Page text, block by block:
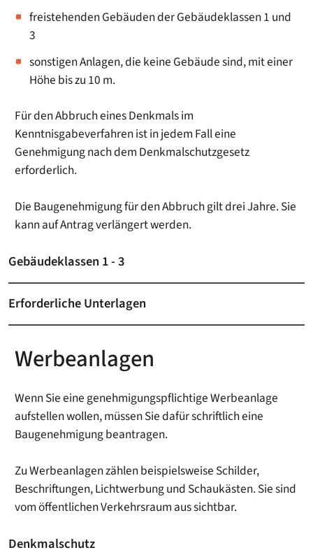
freistehenden Gebäuden der Gebäudeklassen 1 und
3
sonstigen Anlagen, die keine Gebäude sind, mit einer
Höhe bis zu 10 m.
Für den Abbruch eines Denkmals im
Kenntnisgabeverfahren ist in jedem Fall eine
Genehmigung nach dem Denkmalschutzgesetz
erforderlich.
Die Baugenehmigung für den Abbruch gilt drei Jahre. Sie
kann auf Antrag verlängert werden.
Gebäudeklassen 1 - 3
Erforderliche Unterlagen
Werbeanlagen
Wenn Sie eine genehmigungspflichtige Werbeanlage
aufstellen wollen, müssen Sie dafür schriftlich eine
Baugenehmigung beantragen.
Zu Werbeanlagen zählen beispielsweise Schilder,
Beschriftungen, Lichtwerbung und Schaukästen. Sie sind
vom öffentlichen Verkehrsraum aus sichtbar.
Denkmalschutz